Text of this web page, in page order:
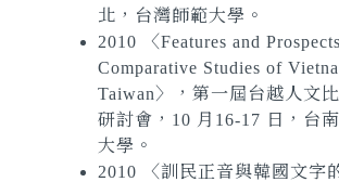
北，台灣師範大學。
2010 〈Features and
Comparative Studies of
Taiwan〉
，第一屆台越人文
研討會，10 月16-17 日，台
大學。
2010 〈訓民正音與韓國文字